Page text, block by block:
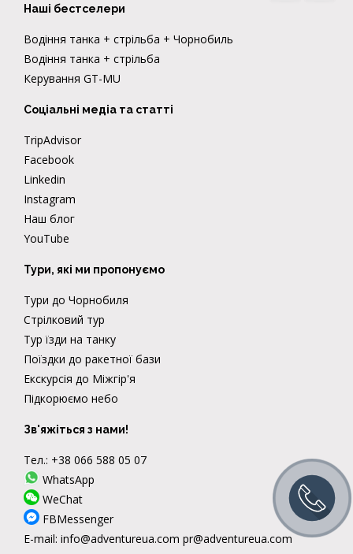
Наші бестселери
Водіння танка + стрільба + Чорнобиль
Водіння танка + стрільба
Керування GT-MU
Соціальні медіа та статті
TripAdvisor
Facebook
Linkedin
Instagram
Наш блог
YouTube
Тури, які ми пропонуємо
Тури до Чорнобиля
Стрілковий тур
Тур їзди на танку
Поїздки до ракетної бази
Екскурсія до Міжгір'я
Підкорюємо небо
Зв'яжіться з нами!
Тел.: +38 066 588 05 07
WhatsApp
WeChat
FBMessenger
E-mail: info@adventureua.com pr@adventureua.com